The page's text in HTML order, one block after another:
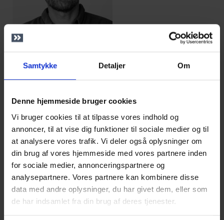
Samtykke Detaljer Om
Denne hjemmeside bruger cookies
Vi bruger cookies til at tilpasse vores indhold og
annoncer, til at vise dig funktioner til sociale medier og til
at analysere vores trafik. Vi deler også oplysninger om
din brug af vores hjemmeside med vores partnere inden
for sociale medier, annonceringspartnere og
analysepartnere. Vores partnere kan kombinere disse
data med andre oplysninger, du har givet dem, eller som
de har indsamlet fra din brug af deres tjenester.
Peter Rudbeck, Lektor, EK
Oplægsholdere:
Jesper Outzen, Adjunkt, IBA
Projektleder, EAAA
John Callisen,
Uddannelseschef, EK
Else Lauridsen, Digital
Udviklingskonsulent, EASV
Morten Møller Amstrup,
Lektor, Zealand
Sofie Weikop, Didaktisk
Konsulent, EaDania